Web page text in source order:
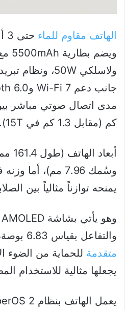
الهاتف مقاوم للماء
كم (مقابل 1.3 كم في 15T).
يمنحه توازناً مثالياً بين
والتفاعل بقياس 6.83 بوصة،
متقدمة للحماية من الضوء
يجعلها مثالية للاستخدام